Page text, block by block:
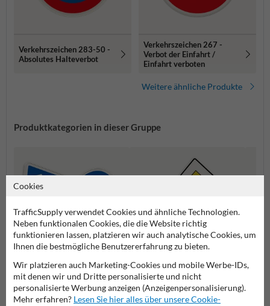
Verkehrszeichen 283-50 -
Absolutes Halteverbot
Verkehrszeichen 267 -
Verbot der Einfahrt /
Einfahrt verboten
Weitere ähnliche Produkte
Produktkategorien in dieser Gruppe
Vorschriftszeichen Vorfahrtsschilder
Cookies
TrafficSupply verwendet Cookies und ähnliche Technologien.
Neben funktionalen Cookies, die die Website richtig
funktionieren lassen, platzieren wir auch analytische Cookies, um
Ihnen die bestmögliche Benutzererfahrung zu bieten.
Wir platzieren auch Marketing-Cookies und mobile Werbe-IDs,
mit denen wir und Dritte personalisierte und nicht
personalisierte Werbung anzeigen (Anzeigenpersonalisierung).
Mehr erfahren? Lesen Sie hier alles über unsere Cookie-